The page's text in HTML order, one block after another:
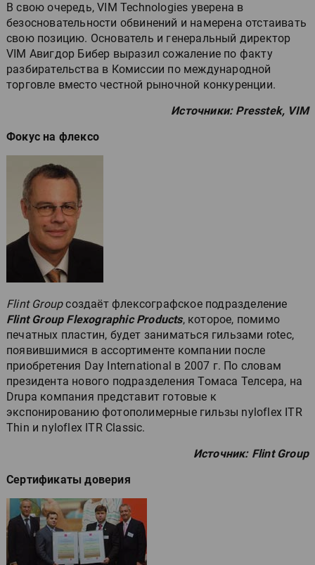
В свою очередь, VIM Technologies уверена в
безосновательности обвинений и намерена отстаивать
свою позицию. Основатель и генеральный директор
VIM Авигдор Бибер выразил сожаление по факту
разбирательства в Комиссии по международной
торговле вместо честной рыночной конкуренции.
Источники: Presstek, VIM
Фокус на флексо
Flint Groupсоздаёт флексографское подразделение
Flint Group Flexographic Products, которое, помимо
печатных пластин, будет заниматься гильзами rotec,
появившимися в ассортименте компании после
приобретения Day International в 2007 г. По словам
президента нового подразделения Томаса Телсера, на
Drupa компания представит готовые к
экспонированию фотополимерные гильзы nyloflex ITR
Thin и nyloflex ITR Classic.
Источник: Flint Group
Сертификаты доверия